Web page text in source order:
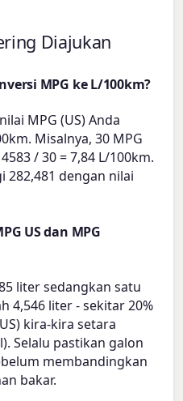
Diajukan
MPG ke L/100km?
MPG (US) Anda
Misalnya, 30 MPG
/ 30 = 7,84 L/100km.
282,481 dengan nilai
US dan MPG
liter sedangkan satu
4,546 liter - sekitar 20%
kira-kira setara
Selalu pastikan galon
membandingkan
bakar.